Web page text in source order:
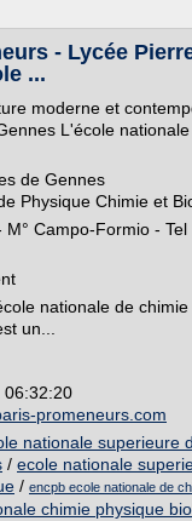
- Lycée
...
moderne et
L'école
de Gennes
Physique Chimie et
M° Campo-Formio -
nationale de
un...
06:32:20
promeneurs.com
nationale superieure
/ ecole nationale
/ encpb ecole nationale de
chimie physique